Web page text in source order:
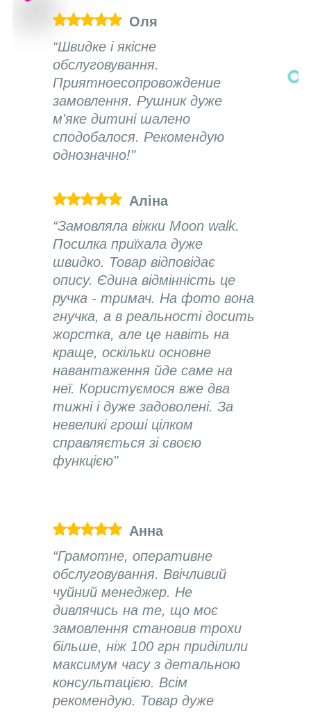
Оля
“Швидке і якісне
обслуговування.
Приятноесопровождение
замовлення. Рушник дуже
м'яке дитині шалено
сподобалося. Рекомендую
однозначно!"
Аліна
“Замовляла віжки Moon walk.
Посилка приїхала дуже
швидко. Товар відповідає
опису. Єдина відмінність це
ручка - тримач. На фото вона
гнучка, а в реальності досить
жорстка, але це навіть на
краще, оскільки основне
навантаження йде саме на
неї. Користуємося вже два
тижні і дуже задоволені. За
невеликі гроші цілком
справляється зі своєю
функцією"
Анна
“Грамотне, оперативне
обслуговування. Ввічливий
чуйний менеджер. Не
дивлячись на те, що моє
замовлення становив трохи
більше, ніж 100 грн приділили
максимум часу з детальною
консультацією. Всім
рекомендую. Товар дуже